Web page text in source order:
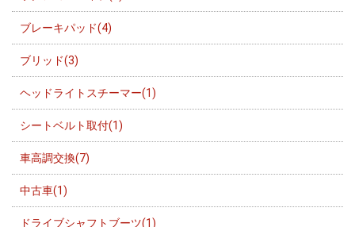
ブレーキパッド(4)
ブリッド(3)
ヘッドライトスチーマー(1)
シートベルト取付(1)
車高調交換(7)
中古車(1)
ドライブシャフトブーツ(1)